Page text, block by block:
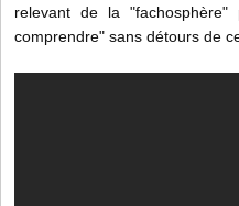
relevant de la
comprendre" sans détours de